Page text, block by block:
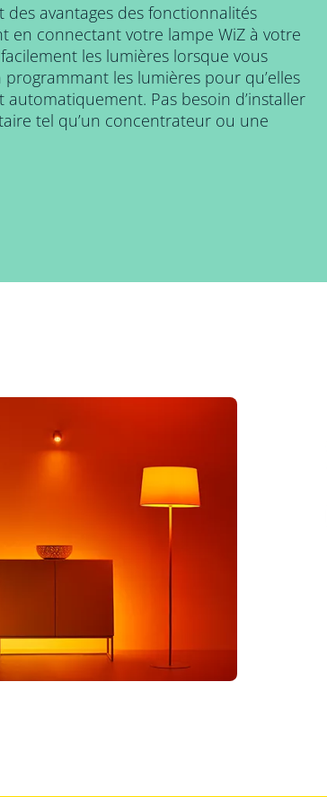
avantages des fonctionnalités
en connectant votre lampe WiZ à votre
les lumières lorsque vous
programmant les lumières pour qu’elles
automatiquement. Pas besoin d’installer
tel qu’un concentrateur ou une